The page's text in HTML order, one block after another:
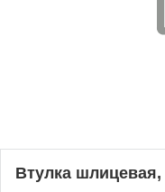
Втулка шлицевая,